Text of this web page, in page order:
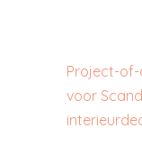
Project-of-
voor